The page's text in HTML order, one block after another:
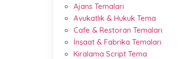
Ajans Temaları
Avukatlık & Hukuk Tema
Cafe & Restoran Temaları
İnşaat & Fabrika Temaları
Kiralama Script Tema